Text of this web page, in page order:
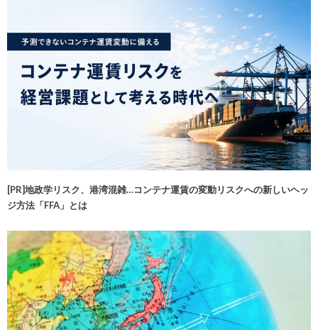
[PR]地政学リスク、港湾混雑…コンテナ運賃の変動リスクへの新しいヘッ
ジ方法「FFA」とは